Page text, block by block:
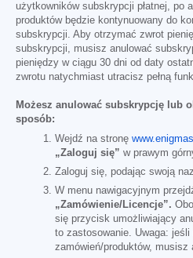
użytkowników subskrypcji płatnej, po
produktów będzie kontynuowany do
subskrypcji. Aby otrzymać zwrot
subskrypcji, musisz anulować
pieniędzy w ciągu 30 dni od daty
zwrotu natychmiast utracisz pełną
Możesz anulować subskrypcję lub
sposób:
Wejdź na stronę
„Zaloguj się” w prawym
Zaloguj się, podając swoją
W menu nawigacyjnym
„Zamówienie/Licencje”.
się przycisk umożliwiający
to zastosowanie. Uwaga: jeśli
zamówień/produktów, musisz